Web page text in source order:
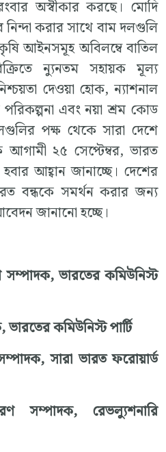
অস্বীকার করছে। মোদি
করার সাথে বাম দলগুলি
আইনসমূহ অবিলম্বে বাতিল
ন্যুনতম সহায়ক মূল্য
দেওয়া হোক, ন্যাশনাল
এবং নয়া শ্রম কোড
পক্ষ থেকে সারা দেশে
আগামী ২৫ সেপ্টেম্বর, ভারত
আহ্বান জানাচ্ছে। দেশের
বন্ধকে সমর্থন করার জন্য
জানানো হচ্ছে।
সম্পাদক, ভারতের কমিউনিস্ট
কমিউনিস্ট পার্টি
সারা ভারত ফরোয়ার্ড
সম্পাদক, রেভল্যুশনারি